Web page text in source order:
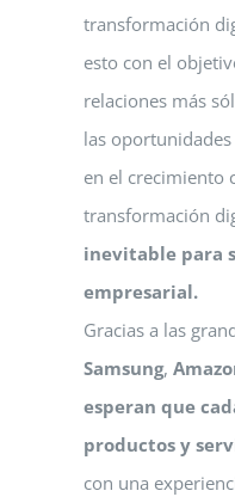
transformación
esto con el
relaciones más
las
en el crecimiento
transformación
inevitable para
empresarial.
Gracias a las
Samsung,
esperan que
productos y
con una